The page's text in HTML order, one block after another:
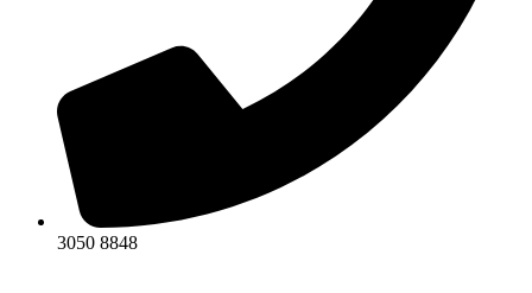
3050 8848